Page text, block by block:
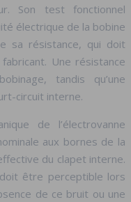
Son test fonctionnel
électrique de la bobine
sa résistance, qui doit
Une résistance
tandis qu’une
circuit interne.
de l’électrovanne
aux bornes de la
du clapet interne.
être perceptible lors
de ce bruit ou une